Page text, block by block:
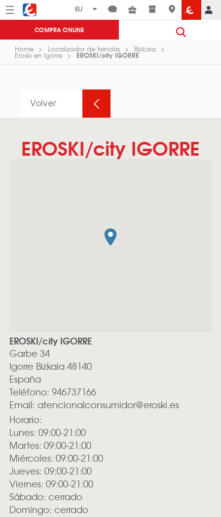
Menú Eroski
COMPRA ONLINE
Home Localizador de tiendas Bizkaia
Eroski en Igorre EROSKI/city IGORRE
Volver
EROSKI/city IGORRE
EROSKI/city IGORRE
Garbe 34
Igorre Bizkaia 48140
España
Teléfono: 946737166
Email: atencionalconsumidor@eroski.es
Horario:
Lunes: 09:00-21:00
Martes: 09:00-21:00
Miércoles: 09:00-21:00
Jueves: 09:00-21:00
Viernes: 09:00-21:00
Sábado: cerrado
Domingo: cerrado